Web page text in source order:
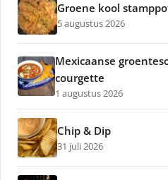
Groene kool
5 augustus 2026
Mexicaanse
courgette
1 augustus 2026
Chip & Dip
31 juli 2026